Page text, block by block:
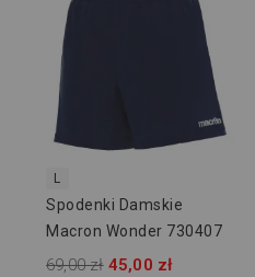
L
Spodenki Damskie
Macron Wonder 730407
69,00 zł 45,00 zł